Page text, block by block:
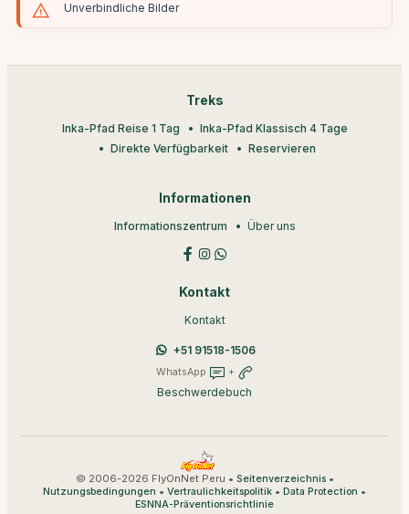
Unverbindliche Bilder
Treks
Inka-Pfad Reise 1 Tag
Inka-Pfad Klassisch 4 Tage
Direkte Verfügbarkeit
Reservieren
Informationen
Informationszentrum Über uns
Kontakt
Kontakt
+51 91518-1506
WhatsApp +
Beschwerdebuch
© 2006-2026 FlyOnNet Peru • Seitenverzeichnis•
Nutzungsbedingungen • Vertraulichkeitspolitik • Data Protection •
ESNNA-Präventionsrichtlinie